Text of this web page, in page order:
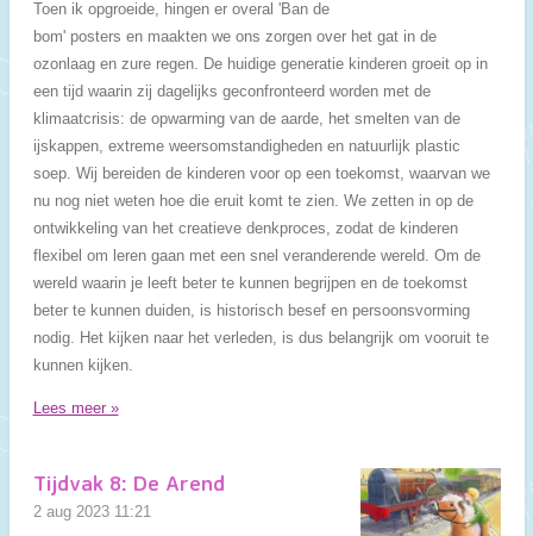
Toen ik opgroeide, hingen er overal 'Ban de
bom' posters en maakten we ons zorgen over het gat in de
ozonlaag en zure regen. De huidige generatie kinderen groeit op in
een tijd waarin zij dagelijks geconfronteerd worden met de
klimaatcrisis: de opwarming van de aarde, het smelten van de
ijskappen, extreme weersomstandigheden en natuurlijk plastic
soep. Wij bereiden de kinderen voor op een toekomst, waarvan we
nu nog niet weten hoe die eruit komt te zien. We zetten in op de
ontwikkeling van het creatieve denkproces, zodat de kinderen
flexibel om leren gaan met een snel veranderende wereld. Om de
wereld waarin je leeft beter te kunnen begrijpen en de toekomst
beter te kunnen duiden, is historisch besef en persoonsvorming
nodig. Het kijken naar het verleden, is dus belangrijk om vooruit te
kunnen kijken.
Lees meer »
Tijdvak 8: De Arend
2 aug 2023 11:21